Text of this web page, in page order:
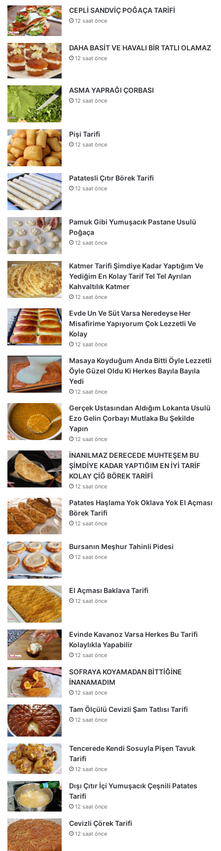
CEPLİ SANDVİÇ POĞAÇA TARİFİ
12 saat önce
DAHA BASİT VE HAVALI BİR TATLI OLAMAZ
12 saat önce
ASMA YAPRAĞI ÇORBASI
12 saat önce
Pişi Tarifi
12 saat önce
Patatesli Çıtır Börek Tarifi
12 saat önce
Pamuk Gibi Yumuşacık Pastane Usulü
Poğaça
12 saat önce
Katmer Tarifi Şimdiye Kadar Yaptığım Ve
Yediğim En Kolay Tarif Tel Tel Ayrılan
Kahvaltılık Katmer
12 saat önce
Evde Un Ve Süt Varsa Neredeyse Her
Misafirime Yapıyorum Çok Lezzetli Ve
Kolay
12 saat önce
Masaya Koyduğum Anda Bitti Öyle Lezzetli
Öyle Güzel Oldu Ki Herkes Bayıla Bayıla
Yedi
12 saat önce
Gerçek Ustasından Aldığım Lokanta Usulü
Ezo Gelin Çorbayı Mutlaka Bu Şekilde
Yapın
12 saat önce
İNANILMAZ DERECEDE MUHTEŞEM BU
ŞİMDİYE KADAR YAPTIĞIM EN İYİ TARİF
KOLAY ÇİĞ BÖREK TARİFİ
12 saat önce
Patates Haşlama Yok Oklava Yok El Açması
Börek Tarifi
12 saat önce
Bursanın Meşhur Tahinli Pidesi
12 saat önce
El Açması Baklava Tarifi
12 saat önce
Evinde Kavanoz Varsa Herkes Bu Tarifi
Kolaylıkla Yapabilir
12 saat önce
SOFRAYA KOYAMADAN BİTTİĞİNE
İNANAMADIM
12 saat önce
Tam Ölçülü Cevizli Şam Tatlısı Tarifi
12 saat önce
Tencerede Kendi Sosuyla Pişen Tavuk
Tarifi
12 saat önce
Dışı Çıtır İçi Yumuşacık Çeşnili Patates
Tarifi
12 saat önce
Cevizli Çörek Tarifi
12 saat önce